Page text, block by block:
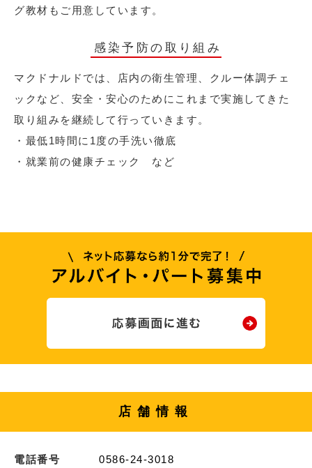
グ教材もご用意しています。
感染予防の取り組み
マクドナルドでは、店内の衛生管理、クルー体調チェ
ックなど、安全・安心のためにこれまで実施してきた
取り組みを継続して行っていきます。
・最低1時間に1度の手洗い徹底
・就業前の健康チェック など
店舗情報
電話番号 0586-24-3018